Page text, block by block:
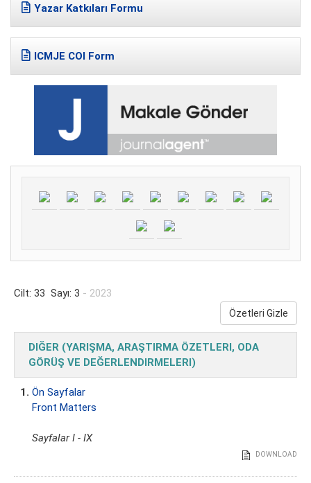
Yazar Katkıları Formu
ICMJE COI Form
Cilt: 33 Sayı: 3 - 2023
Özetleri Gizle
DIĞER (YARIŞMA, ARAŞTIRMA ÖZETLERI, ODA
GÖRÜŞ VE DEĞERLENDIRMELERI)
1. Ön Sayfalar
Front Matters
Sayfalar I - IX
DOWNLOAD